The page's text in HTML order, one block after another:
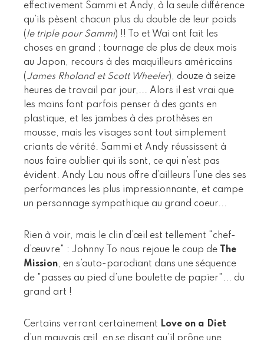
effectivement Sammi et Andy, à la seule différence
qu’ils pèsent chacun plus du double de leur poids
(le triple pour Sammi) !! To et Wai ont fait les
choses en grand ; tournage de plus de deux mois
au Japon, recours à des maquilleurs américains
(James Rholand et Scott Wheeler), douze à seize
heures de travail par jour,... Alors il est vrai que
les mains font parfois penser à des gants en
plastique, et les jambes à des prothèses en
mousse, mais les visages sont tout simplement
criants de vérité. Sammi et Andy réussissent à
nous faire oublier qui ils sont, ce qui n’est pas
évident. Andy Lau nous offre d’ailleurs l’une des ses
performances les plus impressionnante, et campe
un personnage sympathique au grand coeur...
Rien à voir, mais le clin d’œil est tellement "chef-
d’œuvre" : Johnny To nous rejoue le coup de
The
Mission, en s’auto-parodiant dans une séquence
de "passes au pied d’une boulette de papier"... du
grand art !
Certains verront certainement Love on a Diet